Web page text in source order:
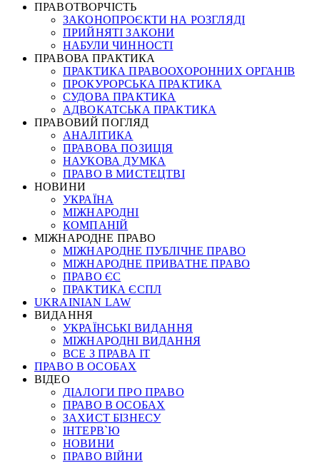
ПРАВОТВОРЧІСТЬ
ЗАКОНОПРОЄКТИ НА РОЗГЛЯДІ
ПРИЙНЯТІ ЗАКОНИ
НАБУЛИ ЧИННОСТІ
ПРАВОВА ПРАКТИКА
ПРАКТИКА ПРАВООХОРОННИХ ОРГАНІВ
ПРОКУРОРСЬКА ПРАКТИКА
СУДОВА ПРАКТИКА
АДВОКАТСЬКА ПРАКТИКА
ПРАВОВИЙ ПОГЛЯД
АНАЛІТИКА
ПРАВОВА ПОЗИЦІЯ
НАУКОВА ДУМКА
ПРАВО В МИСТЕЦТВІ
НОВИНИ
УКРАЇНА
МІЖНАРОДНІ
КОМПАНІЙ
МІЖНАРОДНЕ ПРАВО
МІЖНАРОДНЕ ПУБЛІЧНЕ ПРАВО
МІЖНАРОДНЕ ПРИВАТНЕ ПРАВО
ПРАВО ЄС
ПРАКТИКА ЄСПЛ
UKRAINIAN LAW
ВИДАННЯ
УКРАЇНСЬКІ ВИДАННЯ
МІЖНАРОДНІ ВИДАННЯ
ВСЕ З ПРАВА ІТ
ПРАВО В ОСОБАХ
ВІДЕО
ДІАЛОГИ ПРО ПРАВО
ПРАВО В ОСОБАХ
ЗАХИСТ БІЗНЕСУ
ІНТЕРВ`Ю
НОВИНИ
ПРАВО ВІЙНИ